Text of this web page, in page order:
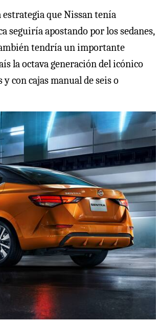
estrategia que Nissan tenía
seguiría apostando por los sedanes,
tendría un importante
la octava generación del icónico
con cajas manual de seis o